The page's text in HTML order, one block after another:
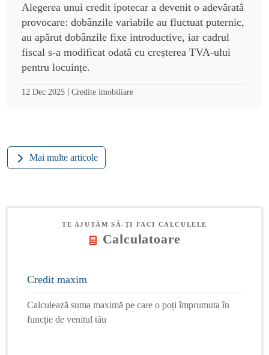
Alegerea unui credit ipotecar a devenit o adevărată
provocare: dobânzile variabile au fluctuat puternic,
au apărut dobânzile fixe introductive, iar cadrul
fiscal s-a modificat odată cu creșterea TVA-ului
pentru locuințe.
12 Dec 2025 | Credite imobiliare
Mai multe articole
TE AJUTĂM SĂ-ȚI FACI CALCULELE
Calculatoare
Credit maxim
Calculează suma maximă pe care o poți împrumuta în
funcție de venitul tău